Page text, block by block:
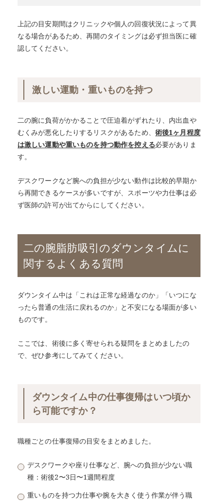
上記の目安期間はクリニックや個人の回復状況によって異
なる場合があるため、再開のタイミングは必ず担当医に確
認してください。
激しい運動・重いものを持つ
二の腕に負荷がかかることで圧迫着がずれたり、内出血や
むくみが悪化したりするリスクがあるため、 術後1ヶ月程度
は激しい運動や重いものを持つ動作を控える必要がありま
す。
デスクワークなど腕への負担が少ない動作は比較的早期か
ら再開できるケースが多いですが、スポーツや力仕事は必
ず医師の許可が出てからにしてください。
二の腕脂肪吸引のダウンタイムに
関するよくある質問
ダウンタイム中は「これは正常な経過なのか」「いつにな
ったら普通の生活に戻れるのか」と不安になる場面が多い
ものです。
ここでは、術後に多く寄せられる疑問をまとめましたの
で、ぜひ参考にしてみてください。
ダウンタイム中の仕事復帰はいつ頃か
ら可能ですか？
職種ごとの仕事復帰の目安をまとめました。
デスクワークや座り仕事など、腕への負担が少ない職
種：術後2〜3日〜1週間程度
重いものを持つ力仕事や腕を大きく使う作業が伴う職